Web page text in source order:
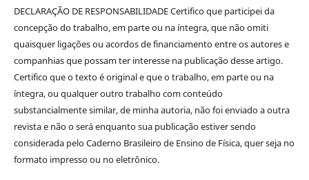
DECLARAÇÃO DE RESPONSABILIDADE Certifico que participei da
concepção do trabalho, em parte ou na íntegra, que não omiti
quaisquer ligações ou acordos de financiamento entre os autores e
companhias que possam ter interesse na publicação desse artigo.
Certifico que o texto é original e que o trabalho, em parte ou na
íntegra, ou qualquer outro trabalho com conteúdo
substancialmente similar, de minha autoria, não foi enviado a outra
revista e não o será enquanto sua publicação estiver sendo
considerada pelo Caderno Brasileiro de Ensino de Física, quer seja no
formato impresso ou no eletrônico.